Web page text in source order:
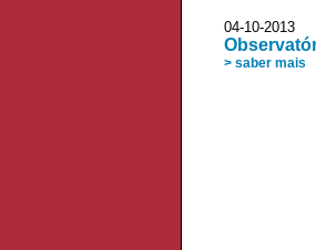
04-10-2013
> saber mais